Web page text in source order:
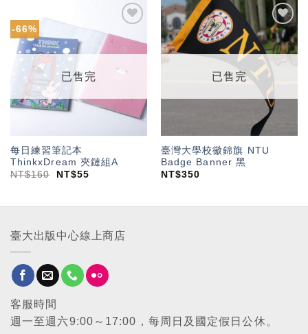
-66%
「願
望輕
已售完
每日練習筆記本
ThinkxDream 夾鏈組A
NT$160 NT$55
加入
「願
望輕
已售完
臺灣大學校徽錦旗 NTU
Badge Banner 黑
NT$350
臺大出版中心線上商店
客服時間
週一至週六9:00～17:00，每周日及國定假日公休。